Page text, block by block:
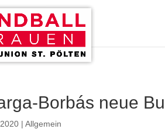
Borbás neue
|Allgemein